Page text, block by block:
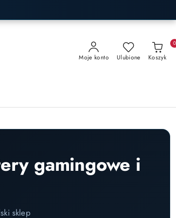
Moje konto Ulubione Koszyk
0
gamingowe i
sklep